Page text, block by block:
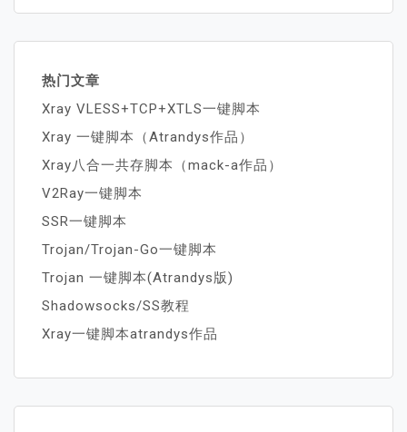
热门文章
Xray VLESS+TCP+XTLS一键脚本
Xray 一键脚本（Atrandys作品）
Xray八合一共存脚本（mack-a作品）
V2Ray一键脚本
SSR一键脚本
Trojan/Trojan-Go一键脚本
Trojan 一键脚本(Atrandys版)
Shadowsocks/SS教程
Xray一键脚本atrandys作品